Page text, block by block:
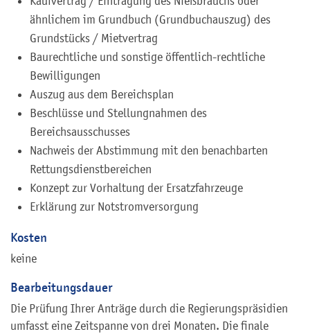
ähnlichem im Grundbuch (Grundbuchauszug) des
Grundstücks / Mietvertrag
Baurechtliche und sonstige öffentlich-rechtliche
Bewilligungen
Auszug aus dem Bereichsplan
Beschlüsse und Stellungnahmen des
Bereichsausschusses
Nachweis der Abstimmung mit den benachbarten
Rettungsdienstbereichen
Konzept zur Vorhaltung der Ersatzfahrzeuge
Erklärung zur Notstromversorgung
Kosten
keine
Bearbeitungsdauer
Die Prüfung Ihrer Anträge durch die Regierungspräsidien
umfasst eine Zeitspanne von drei Monaten. Die finale